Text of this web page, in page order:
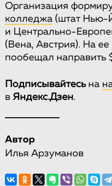
Организация
колледжа (штат
и Центрально-
(Вена, Австрия). На
пообещал направить
Подписывайтесьна
в Яндекс.Дзен.
Автор
Илья Арзуманов